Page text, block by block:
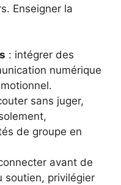
Enseigner la
: intégrer des
numérique
sans juger,
de groupe en
avant de
soutien, privilégier